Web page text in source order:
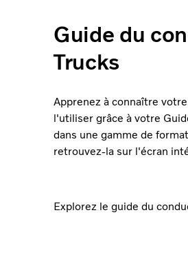
Guide du
Trucks
Apprenez à connaître
l'utiliser grâce à votre
dans une gamme de
retrouvez-la sur l'écran
Explorez le guide du